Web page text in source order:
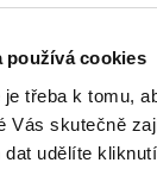
používá cookies
třeba k tomu,
Vás skutečně
udělíte